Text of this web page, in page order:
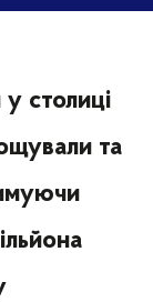
столиці
та